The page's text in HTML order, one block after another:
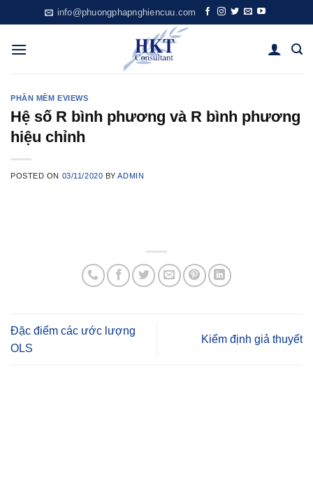
to
content
info@phuongphapnghiencuu.com
PHẦN MỀM EVIEWS
Hệ số R bình phương và R bình phương
hiệu chỉnh
POSTED ON 03/11/2020 BYADMIN
Đặc điểm các ước lượng
OLS
Kiểm định giả thuyết